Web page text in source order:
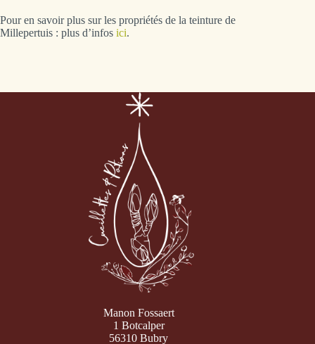
Pour en savoir plus sur les propriétés de la teinture de
Millepertuis : plus d’infos ici.
Manon Fossaert
1 Botcalper
56310 Bubry